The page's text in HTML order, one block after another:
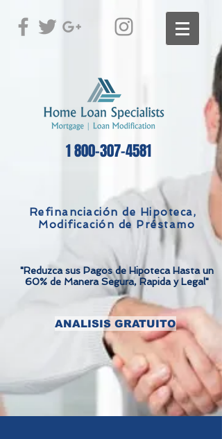
1 800-307-4581
Refinanciación de Hipoteca,
Modificación de Préstamo
"Reduzca sus Pagos de Hipoteca Hasta un
60% de Manera Segura, Rapida y Legal"
ANALISIS GRATUITO